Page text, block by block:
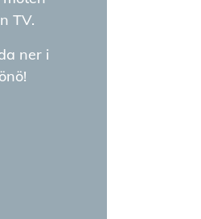
TV.
ner i